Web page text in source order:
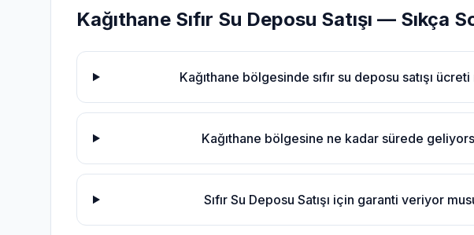
Kağıthane Sıfır Su Deposu Satışı — Sıkça
Kağıthane bölgesinde sıfır su deposu satışı
Kağıthane bölgesine ne kadar sürede
Sıfır Su Deposu Satışı için garanti veriyor